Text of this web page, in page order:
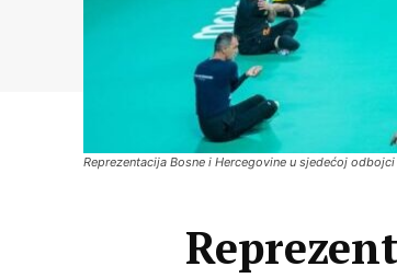
Reprezentacija Bosne i Hercegovine u sjedećoj odbojci